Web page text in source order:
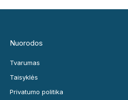
Nuorodos
Tvarumas
Taisyklės
Privatumo politika